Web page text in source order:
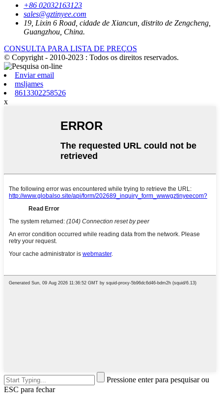
+86 02032163123
sales@gztinyee.com
19, Lixin 6 Road, cidade de Xiancun, distrito de Zengcheng,
Guangzhou, China.
CONSULTA PARA LISTA DE PREÇOS
© Copyright - 2010-2023 : Todos os direitos reservados.
Enviar email
msljames
8613302258526
x
Pressione enter para pesquisar ou
ESC para fechar